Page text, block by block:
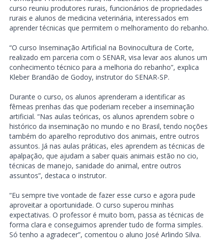
curso reuniu produtores rurais, funcionários de propriedades
rurais e alunos de medicina veterinária, interessados em
aprender técnicas que permitem o melhoramento do rebanho.
“O curso Inseminação Artificial na Bovinocultura de Corte,
realizado em parceria com o SENAR, visa levar aos alunos um
conhecimento técnico para a melhoria do rebanho”, explica
Kleber Brandão de Godoy, instrutor do SENAR-SP.
Durante o curso, os alunos aprenderam a identificar as
fêmeas prenhas das que poderiam receber a inseminação
artificial. “Nas aulas teóricas, os alunos aprendem sobre o
histórico da inseminação no mundo e no Brasil, tendo noções
também do aparelho reprodutivo dos animais, entre outros
assuntos. Já nas aulas práticas, eles aprendem as técnicas de
apalpação, que ajudam a saber quais animais estão no cio,
técnicas de manejo, sanidade do animal, entre outros
assuntos”, destaca o instrutor.
“Eu sempre tive vontade de fazer esse curso e agora pude
aproveitar a oportunidade. O curso superou minhas
expectativas. O professor é muito bom, passa as técnicas de
forma clara e conseguimos aprender tudo de forma simples.
Só tenho a agradecer”, comentou o aluno José Arlindo Silva.